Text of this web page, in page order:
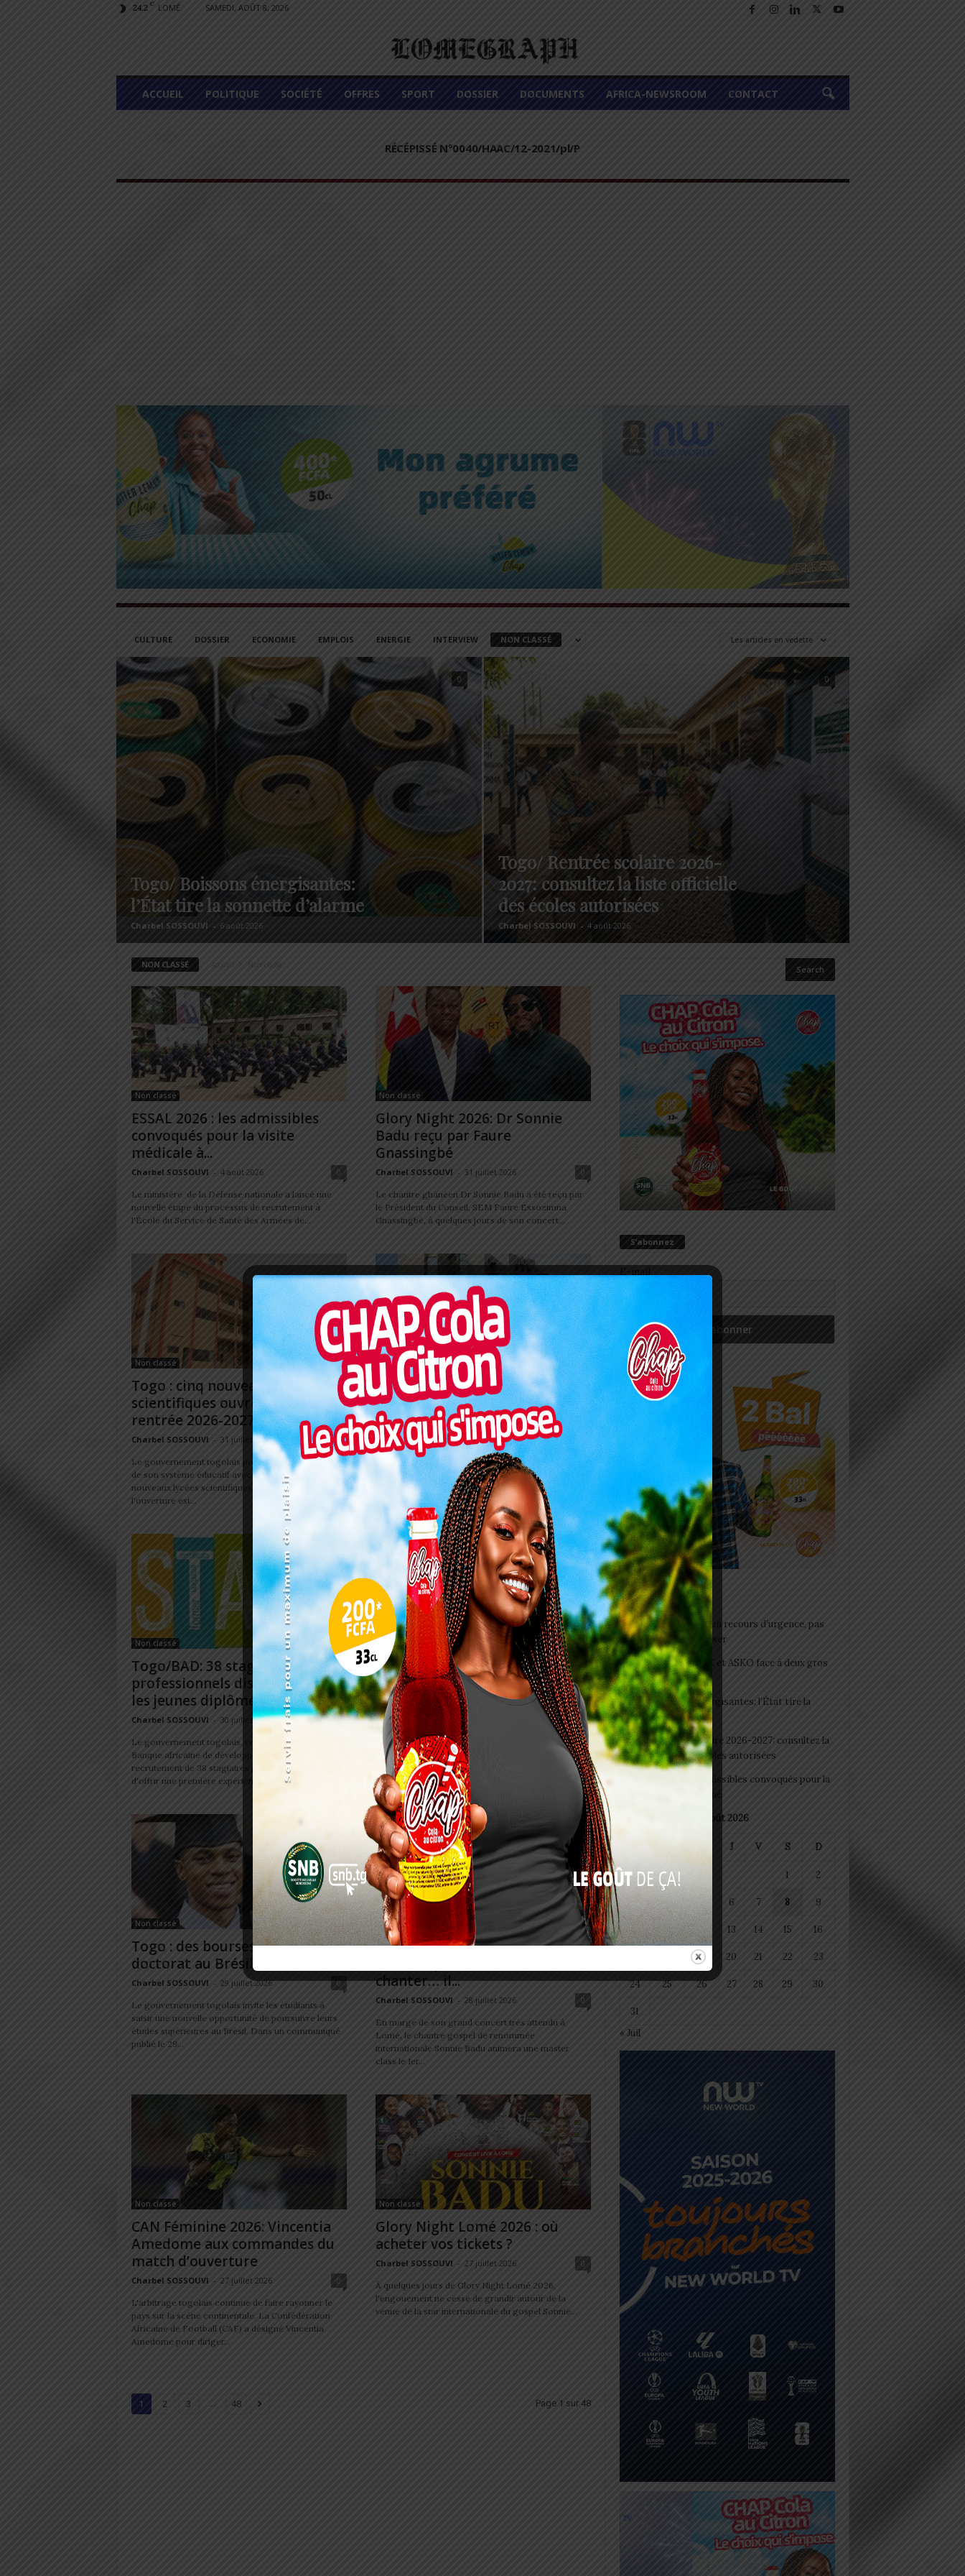
24.2 C LOMÉ SAMEDI, AOÛT 8, 2026
L
M
ACCUEIL POLITIQUE SOCIÉTÉ OFFRES SPORT DOSSIER DOCUMENTS AFRICA-NEWSROOM CONTACT
RÉCÉPISSÉ N°0040/HAAC/12-2021/pl/P
CULTURE DOSSIER ECONOMIE EMPLOIS ENERGIE INTERVIEW NON CLASSÉ Les articles en vedette
Togo/ Boissons énergisantes:
l’État tire la sonnette d’alarme
Charbel SOSSOUVI - 6 août 2026
0
Togo/ Rentrée scolaire 2026-
2027: consultez la liste officielle
des écoles autorisées
Charbel SOSSOUVI - 4 août 2026
0
NON CLASSÉ
Non classé
ESSAL 2026 : les admissibles
convoqués pour la visite
médicale à...
Charbel SOSSOUVI - 4 août 2026 0
Le ministère de la Défense nationale a lancé une
nouvelle étape du processus de recrutement à
l'École du Service de Santé des Armées de...
Non classé
Glory Night 2026: Dr Sonnie
Badu reçu par Faure
Gnassingbé
Charbel SOSSOUVI - 31 juillet 2026 0
Le chantre ghanéen Dr Sonnie Badu a été reçu par
le Président du Conseil, SEM Faure Essozimna
Gnassingbé, à quelques jours de son concert...
Non classé
Togo : cinq nouveaux lycées
scientifiques ouvriront à la
rentrée 2026-2027
Charbel SOSSOUVI - 31 juillet 2026 0
Le gouvernement togolais poursuit le renforcement
de son système éducatif avec la création de cinq
nouveaux lycées scientifiques à cycle complet, dont
l'ouverture est...
Non classé
LONATO : un nouveau jeu pour
faire des gains les dimanche
Charbel SOSSOUVI - 31 juillet 2026 0
La Loterie Nationale Togolaise (LONATO) étoffe
son offre avec le lancement du Loto Détente, un
nouveau jeu de tirage dominical accessible dès le 2...
Non classé
Togo/BAD: 38 stages
professionnels disponibles pour
les jeunes diplômés
Charbel SOSSOUVI - 30 juillet 2026 0
Le gouvernement togolais, en partenariat avec la
Banque africaine de développement (BAD), lance un
recrutement de 38 stagiaires professionnels afin
d'offrir une première expérience...
Non classé
Togo : la CEET explique les
coupures d’électricité
Charbel SOSSOUVI - 29 juillet 2026 0
Depuis les premières heures de ce mercredi 29
juillet 2026, plusieurs localités du Togo connaissent
des perturbations dans la fourniture de l’électricité. À
l’origine...
Non classé
Togo : des bourses de master et
doctorat au Brésil sont...
Charbel SOSSOUVI - 29 juillet 2026 0
Le gouvernement togolais invite les étudiants à
saisir une nouvelle opportunité de poursuivre leurs
études supérieures au Brésil. Dans un communiqué
publié le 29...
Non classé
Glory Night 2026: Sonnie Badu
chanter… il...
Charbel SOSSOUVI - 28 juillet 2026 0
En marge de son grand concert très attendu à
Lomé, le chantre gospel de renommée
internationale Sonnie Badu animera une master
class le 1er...
Non classé
CAN Féminine 2026: Vincentia
Amedome aux commandes du
match d’ouverture
Charbel SOSSOUVI - 27 juillet 2026 0
L'arbitrage togolais continue de faire rayonner le
pays sur la scène continentale. La Confédération
Africaine de Football (CAF) a désigné Vincentia
Amedome pour diriger...
Non classé
Glory Night Lomé 2026 : où
acheter vos tickets ?
Charbel SOSSOUVI - 27 juillet 2026 0
À quelques jours de Glory Night Lomé 2026,
l'engouement ne cesse de grandir autour de la
venue de la star internationale du gospel Sonnie...
1 2 3 ... 48 Page 1 sur 48
S’abonnez
Articles récents
Pilule du lendemain : un recours d’urgence, pas
une habitude à banaliser
Interclubs CAF: ASCK et ASKO face à deux gros
morceaux
Togo/ Boissons énergisantes: l’État tire la
sonnette d’alarme
Togo/ Rentrée scolaire 2026-2027: consultez la
liste officielle des écoles autorisées
ESSAL 2026 : les admissibles convoqués pour la
août 2026
J V S D
1 2
3 4 5 6 7 8 9
10 11 12 13 14 15 16
19 20 21 22 23
24 25 26 27 28 29 30
31
« Juil